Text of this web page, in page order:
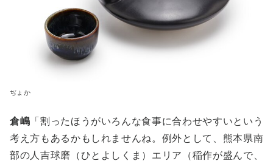
ぢょか
倉嶋 「割ったほうがいろんな食事に合わせやすいという
考え方もあるかもしれませんね。例外として、熊本県南
部の人吉球磨（ひとよしくま）エリア（稲作が盛んで、